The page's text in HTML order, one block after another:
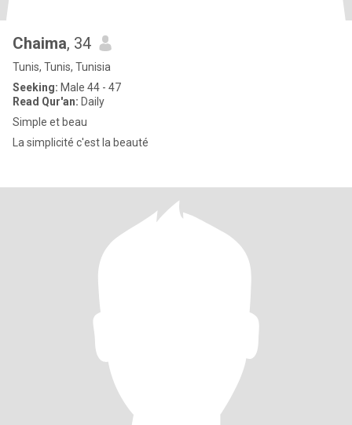
Chaima, 34
Tunis, Tunis, Tunisia
Seeking: Male 44 - 47
Read Qur'an: Daily
Simple et beau
La simplicité c'est la beauté